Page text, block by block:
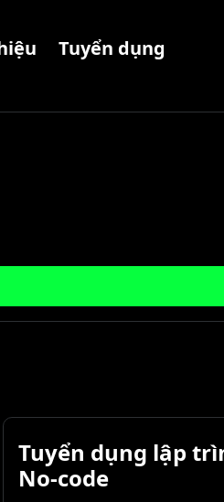
Tuyển dụng
Tuyển dụng lập
No-code